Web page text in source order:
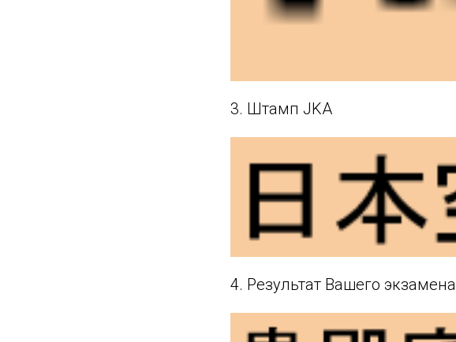
3. Штамп JKA
4. Результат Вашего экзамена